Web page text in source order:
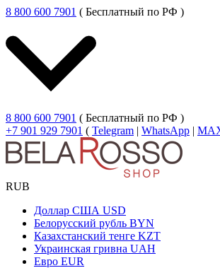
8 800 600 7901 ( Бесплатный по РФ )
8 800 600 7901 ( Бесплатный по РФ )
+7 901 929 7901 ( Telegram | WhatsApp |
RUB
Доллар США USD
Белорусский рубль BYN
Казахстанский тенге KZT
Украинская гривна UAH
Евро EUR